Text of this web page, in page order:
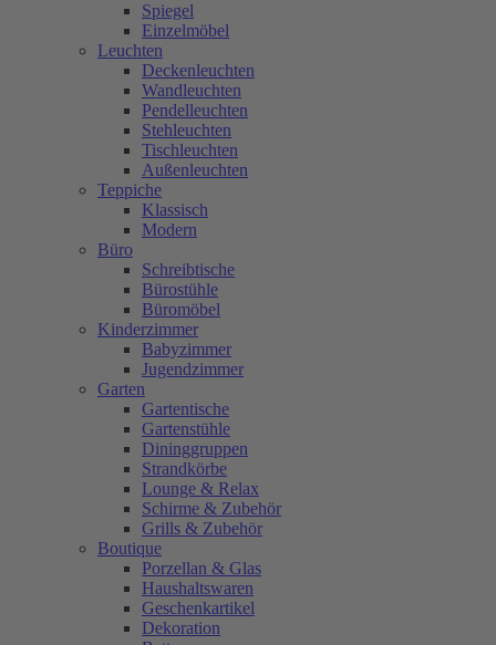
Spiegel
Einzelmöbel
Leuchten
Deckenleuchten
Wandleuchten
Pendelleuchten
Stehleuchten
Tischleuchten
Außenleuchten
Teppiche
Klassisch
Modern
Büro
Schreibtische
Bürostühle
Büromöbel
Kinderzimmer
Babyzimmer
Jugendzimmer
Garten
Gartentische
Gartenstühle
Dininggruppen
Strandkörbe
Lounge & Relax
Schirme & Zubehör
Grills & Zubehör
Boutique
Porzellan & Glas
Haushaltswaren
Geschenkartikel
Dekoration